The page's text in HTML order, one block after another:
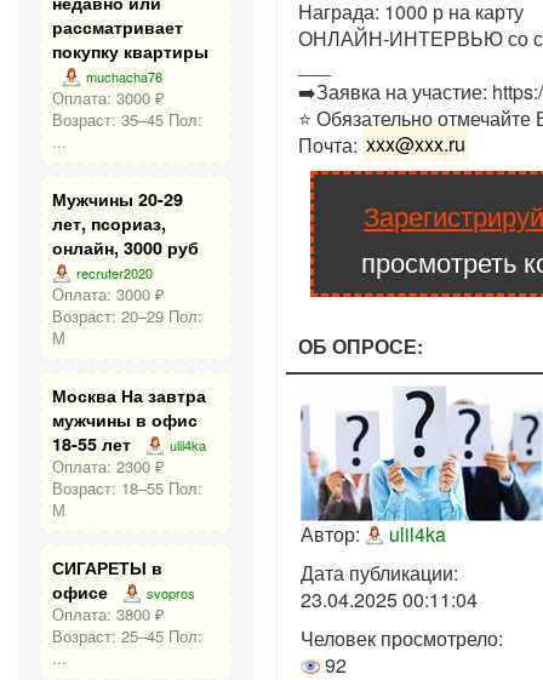
рассматривает
покупку квартиры
muchacha76
Оплата: 3000 ₽
Возраст: 35–45 Пол:
...
Мужчины 20-29
лет, псориаз,
онлайн, 3000 руб
recruter2020
Оплата: 3000 ₽
Возраст: 20–29 Пол:
М
Москва На завтра
мужчины в офис
18-55 лет
ulil4ka
Оплата: 2300 ₽
Возраст: 18–55 Пол:
М
СИГАРЕТЫ в
офисе
svopros
Оплата: 3800 ₽
Возраст: 25–45 Пол:
...
Награда: 1000 р на карту
ОНЛАЙН-ИНТЕРВЬЮ со
➡️Заявка на участие:
⭐️ Обязательно
Почта: xxx@xxx.ru
просмотреть
ОБ ОПРОСЕ:
Автор:
ulil4ka
Дата публикации:
23.04.2025 00:11:04
Человек просмотрело:
92